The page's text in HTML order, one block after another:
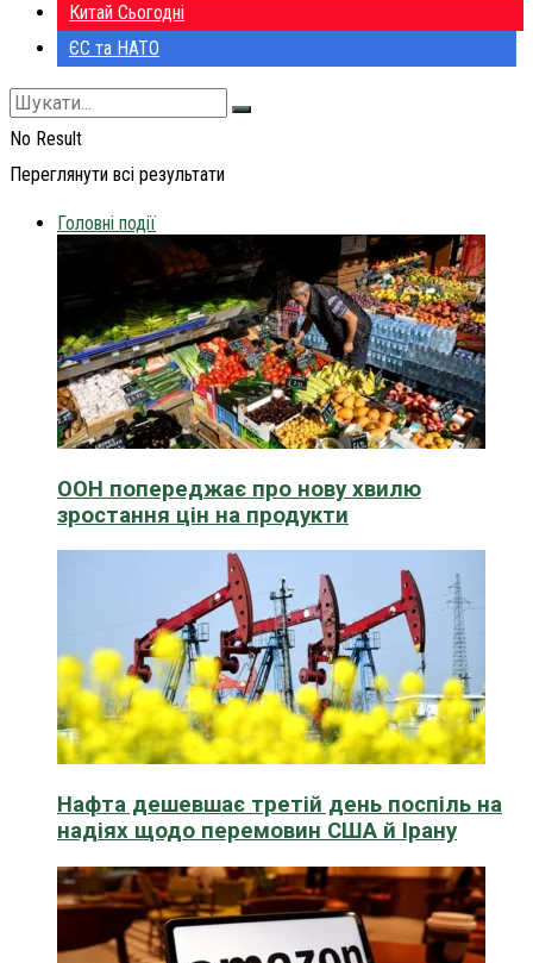
Китай Сьогодні
ЄС та НАТО
No Result
Переглянути всі результати
Головні події
ООН попереджає про нову хвилю
зростання цін на продукти
Нафта дешевшає третій день поспіль на
надіях щодо перемовин США й Ірану